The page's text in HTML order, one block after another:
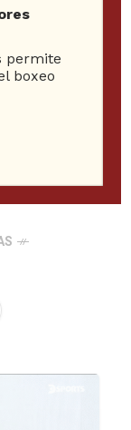
y
permite
boxeo